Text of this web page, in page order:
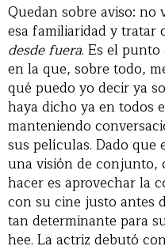
Quedan sobre aviso:
esa familiaridad y tratar
desde fuera. Es el
en la que, sobre todo,
qué puedo yo decir ya
haya dicho ya en todos
manteniendo
sus películas. Dado que
una visión de conjunto,
hacer es aprovechar la
con su cine justo antes
tan determinante para
hee. La actriz debutó